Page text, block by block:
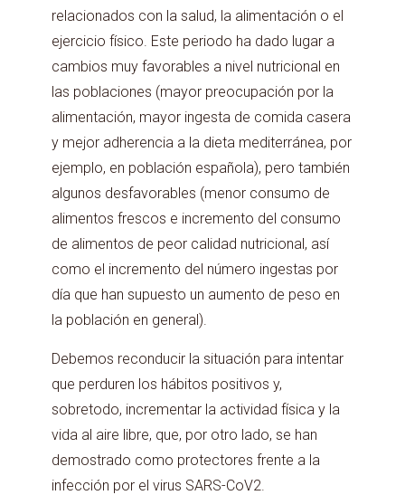
relacionados con la salud, la alimentación o el
ejercicio físico. Este periodo ha dado lugar a
cambios muy favorables a nivel nutricional en
las poblaciones (mayor preocupación por la
alimentación, mayor ingesta de comida casera
y mejor adherencia a la dieta mediterránea, por
ejemplo, en población española), pero también
algunos desfavorables (menor consumo de
alimentos frescos e incremento del consumo
de alimentos de peor calidad nutricional, así
como el incremento del número ingestas por
día que han supuesto un aumento de peso en
la población en general).
Debemos reconducir la situación para intentar
que perduren los hábitos positivos y,
sobretodo, incrementar la actividad física y la
vida al aire libre, que, por otro lado, se han
demostrado como protectores frente a la
infección por el virus SARS-CoV2.